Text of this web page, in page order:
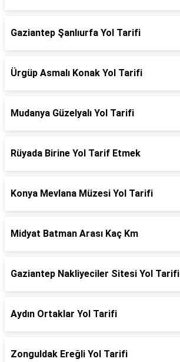
Gaziantep Şanlıurfa Yol Tarifi
Ürgüp Asmalı Konak Yol Tarifi
Mudanya Güzelyalı Yol Tarifi
Rüyada Birine Yol Tarif Etmek
Konya Mevlana Müzesi Yol Tarifi
Midyat Batman Arası Kaç Km
Gaziantep Nakliyeciler Sitesi Yol Tarifi
Aydın Ortaklar Yol Tarifi
Zonguldak Ereğli Yol Tarifi